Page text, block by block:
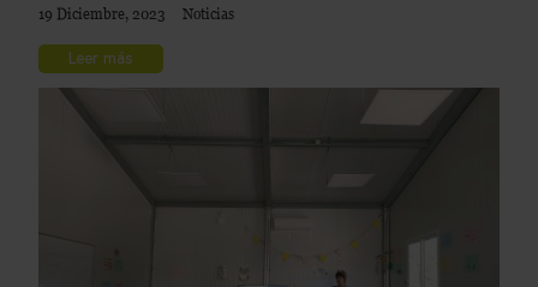
19 Diciembre, 2023 Noticias
Leer más